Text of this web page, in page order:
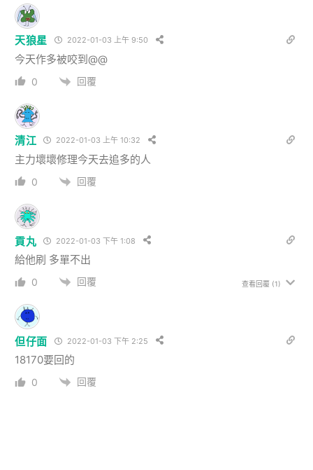
天狼星 2022-01-03 上午 9:50
今天作多被咬到@@
0 回覆
清江 2022-01-03 上午 10:32
主力壞壞修理今天去追多的人
0 回覆
貢丸 2022-01-03 下午 1:08
給他刷 多單不出
0 回覆 查看回覆 (1)
但仔面 2022-01-03 下午 2:25
18170要回的
0 回覆